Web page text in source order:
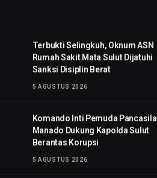
Terbukti Selingkuh, Oknum ASN
Rumah Sakit Mata Sulut Dijatuhi
Sanksi Disiplin Berat
5 AGUSTUS 2026
Komando Inti Pemuda Pancasila
Manado Dukung Kapolda Sulut
Berantas Korupsi
5 AGUSTUS 2026